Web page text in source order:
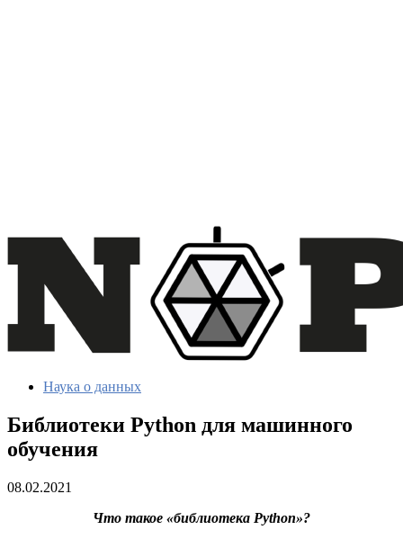
Наука о данных
Библиотеки Python для машинного
обучения
08.02.2021
Что такое «библиотека Python»?